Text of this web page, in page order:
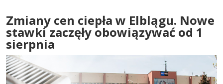
Zmiany cen ciepła w Elblągu. Nowe
stawki zaczęły obowiązywać od 1
sierpnia